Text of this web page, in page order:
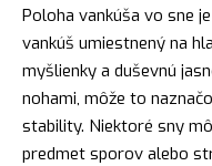
Poloha vankúša vo sne
vankúš umiestnený na
myšlienky a duševnú
nohami, môže to
stability. Niektoré sny
predmet sporov alebo